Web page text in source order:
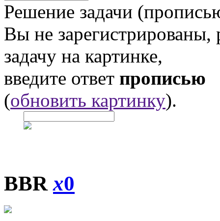
Решение задачи
Вы не
задачу на картинке,
введите ответ прописью
(обновить картинку).
BBRx0